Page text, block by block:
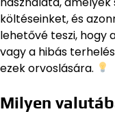
költéseinket, és
lehetővé teszi, hogy
vagy a hibás
ezek orvoslására.
Milyen